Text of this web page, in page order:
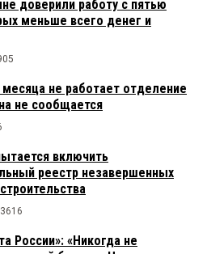
доверили работу с пятью
меньше всего денег и
не работает отделение
не сообщается
включить
реестр незавершенных
3616
России»: «Никогда не